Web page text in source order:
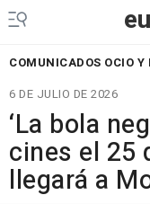
COMUNICADOS OCIO Y
6 DE JULIO DE 2026
‘La bola
cines el 25
llegará a